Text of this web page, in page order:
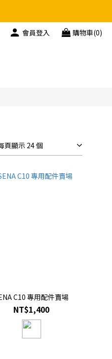
會員登入 購物車(0)
頁顯示 24 個
C10 專用配件賣場
NT$1,400